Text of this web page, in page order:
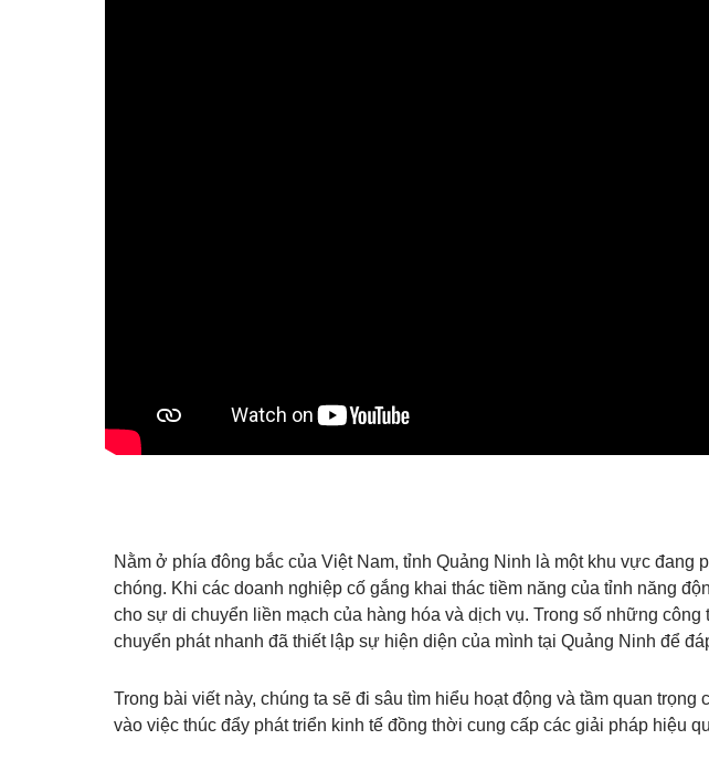
Nằm ở phía đông bắc của Việt Nam, tỉnh Quảng Ninh là một khu vực
chóng. Khi các doanh nghiệp cố gắng khai thác tiềm năng của tỉnh năng
cho sự di chuyển liền mạch của hàng hóa và dịch vụ. Trong số những
chuyển phát nhanh đã thiết lập sự hiện diện của mình tại Quảng Ninh để
Trong bài viết này, chúng ta sẽ đi sâu tìm hiểu hoạt động và tầm quan
vào việc thúc đẩy phát triển kinh tế đồng thời cung cấp các giải pháp hiệu